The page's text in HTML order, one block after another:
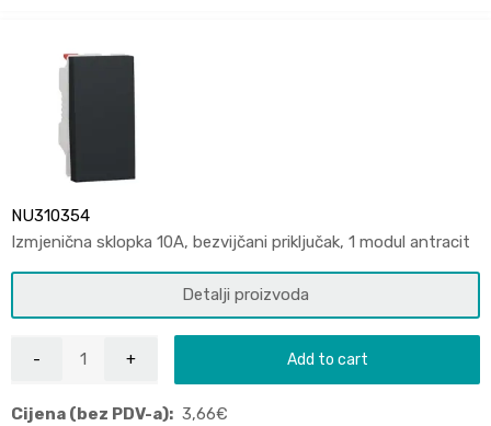
NU310354
Izmjenična sklopka 10A, bezvijčani priključak, 1 modul antracit
Detalji proizvoda
Add to cart
Cijena (bez PDV-a): 3,66€